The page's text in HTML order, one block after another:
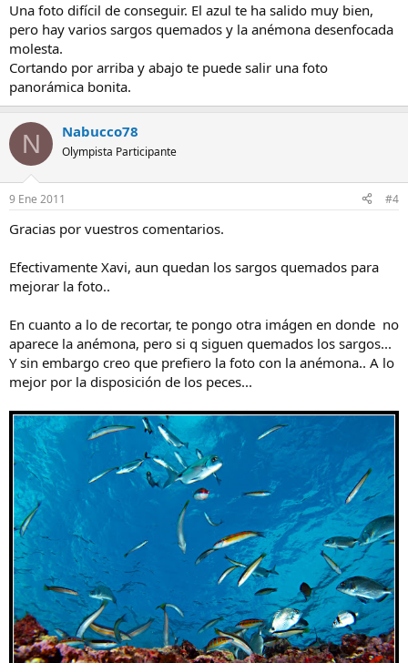
Una foto difícil de conseguir. El azul te ha salido muy bien,
pero hay varios sargos quemados y la anémona desenfocada
molesta.
Cortando por arriba y abajo te puede salir una foto
panorámica bonita.
N Nabucco78
Olympista Participante
9 Ene 2011 #4
Gracias por vuestros comentarios.
Efectivamente Xavi, aun quedan los sargos quemados para
mejorar la foto..
En cuanto a lo de recortar, te pongo otra imágen en donde no
aparece la anémona, pero si q siguen quemados los sargos...
Y sin embargo creo que prefiero la foto con la anémona.. A lo
mejor por la disposición de los peces...